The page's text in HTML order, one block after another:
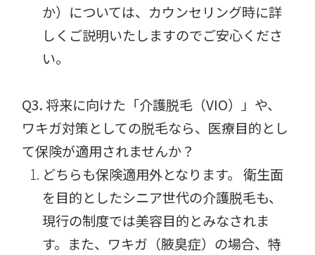
か）については、カウンセリング時に詳
しくご説明いたしますのでご安心くださ
い。
Q3. 将来に向けた「介護脱毛（VIO）」や、
ワキガ対策としての脱毛なら、医療目的とし
て保険が適用されませんか？
どちらも保険適用外となります。 衛生面
を目的としたシニア世代の介護脱毛も、
現行の制度では美容目的とみなされま
す。また、ワキガ（腋臭症）の場合、特